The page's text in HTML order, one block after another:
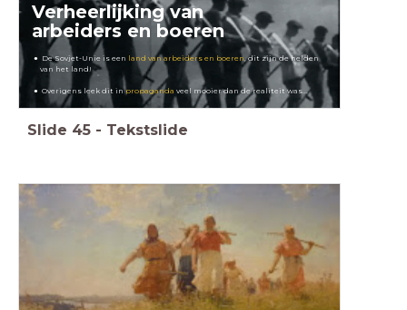
Verheerlijking van
arbeiders en boeren
De Sovjet-Unie is een land van arbeiders en boeren, dit zijn de helden
van het land!
Overigens leek dit inpropaganda veel mooier dan de realiteit was...
Slide 45 - Tekstslide